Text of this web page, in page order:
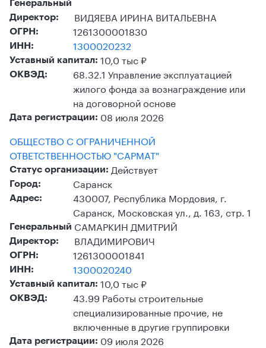
Директор:
ВИДЯЕВА ИРИНА ВИТАЛЬЕВНА
ОГРН: 1261300001830
ИНН: 1300020232
Уставный капитал: 10,0 тыс ₽
ОКВЭД:
68.32.1 Управление эксплуатацией
жилого фонда за вознаграждение или
на договорной основе
Дата регистрации: 08 июля 2026
ОБЩЕСТВО С ОГРАНИЧЕННОЙ
ОТВЕТСТВЕННОСТЬЮ "САРМАТ"
Статус организации: Действует
Город: Саранск
Адрес:
430007, Республика Мордовия, г.
Саранск, Московская ул., д. 163, стр. 1
Генеральный
Директор:
САМАРКИН ДМИТРИЙ
ВЛАДИМИРОВИЧ
ОГРН: 1261300001841
ИНН: 1300020240
Уставный капитал: 10,0 тыс ₽
ОКВЭД:
43.99 Работы строительные
специализированные прочие, не
включенные в другие группировки
Дата регистрации: 09 июля 2026